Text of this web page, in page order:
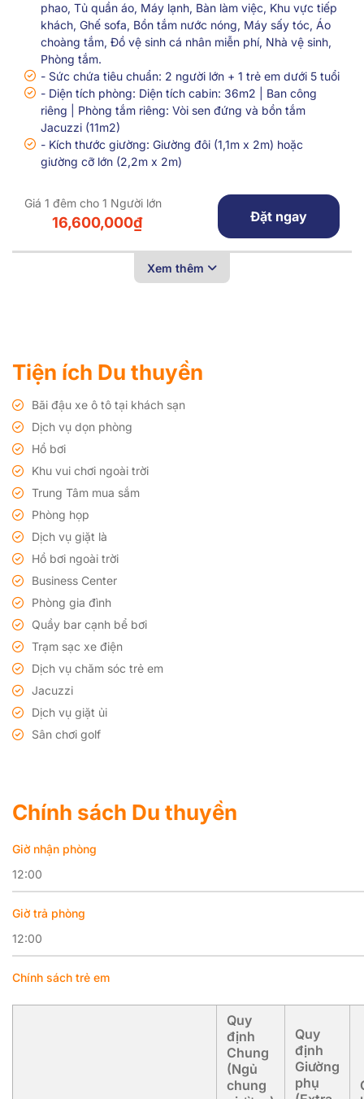
phao, Tủ quần áo, Máy lạnh, Bàn làm việc, Khu vực tiếp
khách, Ghế sofa, Bồn tắm nước nóng, Máy sấy tóc, Áo
choàng tắm, Đồ vệ sinh cá nhân miễn phí, Nhà vệ sinh,
Phòng tắm.
- Sức chứa tiêu chuẩn: 2 người lớn + 1 trẻ em dưới 5 tuổi
- Diện tích phòng: Diện tích cabin: 36m2 | Ban công
riêng | Phòng tắm riêng: Vòi sen đứng và bồn tắm
Jacuzzi (11m2)
- Kích thước giường: Giường đôi (1,1m x 2m) hoặc
giường cỡ lớn (2,2m x 2m)
16,600,000₫
Giá 1 đêm cho 1 Người lớn
Đặt ngay
Xem thêm
Tiện ích Du thuyền
Bãi đậu xe ô tô tại khách sạn
Dịch vụ dọn phòng
Hồ bơi
Khu vui chơi ngoài trời
Trung Tâm mua sắm
Phòng họp
Dịch vụ giặt là
Hồ bơi ngoài trời
Business Center
Phòng gia đình
Quầy bar cạnh bể bơi
Trạm sạc xe điện
Dịch vụ chăm sóc trẻ em
Jacuzzi
Dịch vụ giặt ủi
Sân chơi golf
Chính sách Du thuyền
Giờ nhận phòng
12:00
Giờ trả phòng
12:00
Chính sách trẻ em
Quy
định
Chung
(Ngủ
chung
Quy
định
Giường
phụ